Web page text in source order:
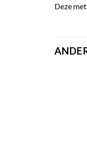
Deze